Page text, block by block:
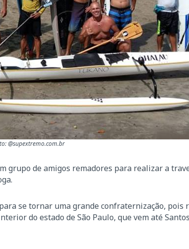
@supextremo.com.br
grupo de amigos remadores para realizar a
se tornar uma grande confraternização, pois
do estado de São Paulo, que vem até